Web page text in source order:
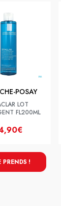
POSAY
LOT
FL200ML
PRENDS !